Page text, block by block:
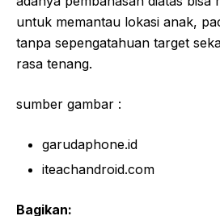
untuk memantau lokasi anak,
tanpa sepengatahuan target
rasa tenang.
sumber gambar :
garudaphone.id
iteachandroid.com
Bagikan: